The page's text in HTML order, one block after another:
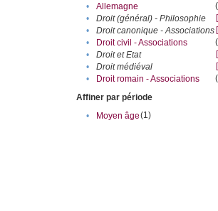
•
Allemagne
•
Droit (général) - Philosophie
•
Droit canonique - Associations
•
Droit civil - Associations
•
Droit et Etat
•
Droit médiéval
•
Droit romain - Associations
Affiner par période
•
Moyen âge(1)